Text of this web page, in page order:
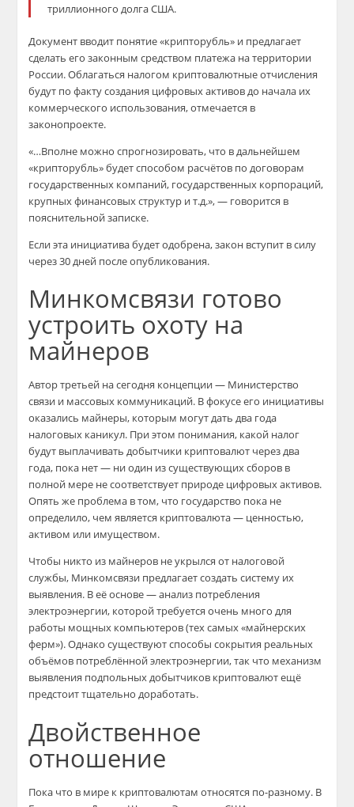
триллионного долга США.
Документ вводит понятие «крипторубль» и предлагает
сделать его законным средством платежа на территории
России. Облагаться налогом криптовалютные отчисления
будут по факту создания цифровых активов до начала их
коммерческого использования, отмечается в
законопроекте.
«…Вполне можно спрогнозировать, что в дальнейшем
«крипторубль» будет способом расчётов по договорам
государственных компаний, государственных корпораций,
крупных финансовых структур и т.д.», — говорится в
пояснительной записке.
Если эта инициатива будет одобрена, закон вступит в силу
через 30 дней после опубликования.
Минкомсвязи готово
устроить охоту на
майнеров
Автор третьей на сегодня концепции — Министерство
связи и массовых коммуникаций. В фокусе его инициативы
оказались майнеры, которым могут дать два года
налоговых каникул. При этом понимания, какой налог
будут выплачивать добытчики криптовалют через два
года, пока нет — ни один из существующих сборов в
полной мере не соответствует природе цифровых активов.
Опять же проблема в том, что государство пока не
определило, чем является криптовалюта — ценностью,
активом или имуществом.
Чтобы никто из майнеров не укрылся от налоговой
службы, Минкомсвязи предлагает создать систему их
выявления. В её основе — анализ потребления
электроэнергии, которой требуется очень много для
работы мощных компьютеров (тех самых «майнерских
ферм»). Однако существуют способы сокрытия реальных
объёмов потреблённой электроэнергии, так что механизм
выявления подпольных добытчиков криптовалют ещё
предстоит тщательно доработать.
Двойственное
отношение
Пока что в мире к криптовалютам относятся по-разному. В